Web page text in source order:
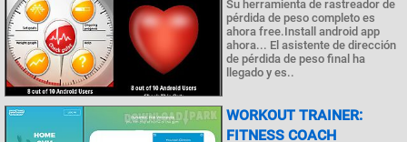
Su herramienta de rastreador de
pérdida de peso completo es
ahora free.Install android app
ahora... El asistente de dirección
de pérdida de peso final ha
llegado y es..
WORKOUT TRAINER:
FITNESS COACH